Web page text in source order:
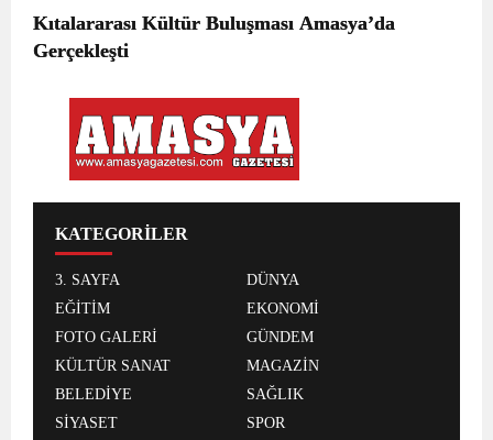
Kıtalararası Kültür Buluşması Amasya’da
Gerçekleşti
KATEGORİLER
3. SAYFA
DÜNYA
EĞİTİM
EKONOMİ
FOTO GALERİ
GÜNDEM
KÜLTÜR SANAT
MAGAZİN
BELEDİYE
SAĞLIK
SİYASET
SPOR